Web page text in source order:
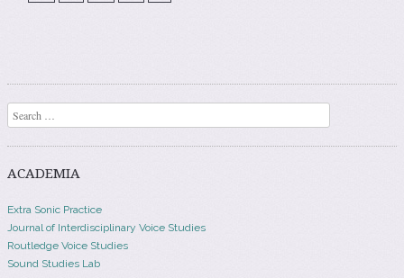
Search
ACADEMIA
Extra Sonic Practice
Journal of Interdisciplinary Voice Studies
Routledge Voice Studies
Sound Studies Lab